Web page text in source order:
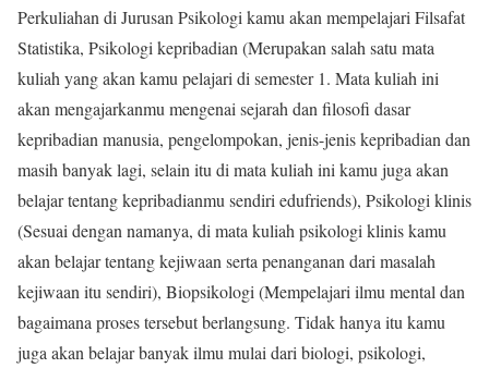
Perkuliahan di Jurusan Psikologi kamu akan mempelajari Filsafat
Statistika, Psikologi kepribadian (Merupakan salah satu mata
kuliah yang akan kamu pelajari di semester 1. Mata kuliah ini
akan mengajarkanmu mengenai sejarah dan filosofi dasar
kepribadian manusia, pengelompokan, jenis-jenis kepribadian dan
masih banyak lagi, selain itu di mata kuliah ini kamu juga akan
belajar tentang kepribadianmu sendiri edufriends), Psikologi klinis
(Sesuai dengan namanya, di mata kuliah psikologi klinis kamu
akan belajar tentang kejiwaan serta penanganan dari masalah
kejiwaan itu sendiri), Biopsikologi (Mempelajari ilmu mental dan
bagaimana proses tersebut berlangsung. Tidak hanya itu kamu
juga akan belajar banyak ilmu mulai dari biologi, psikologi,